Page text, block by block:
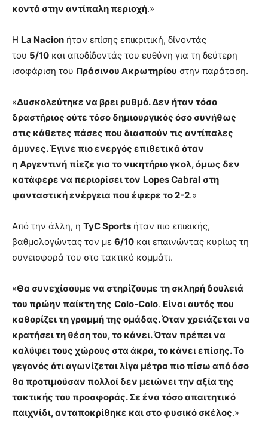
κοντά στην αντίπαλη περιοχή.»
Η La Nacion ήταν επίσης επικριτική, δίνοντάς
του 5/10 και αποδίδοντάς του ευθύνη για τη δεύτερη
ισοφάριση του Πράσινου Ακρωτηρίου στην παράταση.
«Δυσκολεύτηκε να βρει ρυθμό. Δεν ήταν τόσο
δραστήριος ούτε τόσο δημιουργικός όσο συνήθως
στις κάθετες πάσες που διασπούν τις αντίπαλες
άμυνες. Έγινε πιο ενεργός επιθετικά όταν
η Αργεντινή πίεζε για το νικητήριο γκολ, όμως δεν
κατάφερε να περιορίσει τον Lopes Cabral στη
φανταστική ενέργεια που έφερε το 2-2.»
Από την άλλη, η TyC Sports ήταν πιο επιεικής,
βαθμολογώντας τον με 6/10 και επαινώντας κυρίως τη
συνεισφορά του στο τακτικό κομμάτι.
«Θα συνεχίσουμε να στηρίζουμε τη σκληρή δουλειά
του πρώην παίκτη της Colo-Colo. Είναι αυτός που
καθορίζει τη γραμμή της ομάδας. Όταν χρειάζεται να
κρατήσει τη θέση του, το κάνει. Όταν πρέπει να
καλύψει τους χώρους στα άκρα, το κάνει επίσης. Το
γεγονός ότι αγωνίζεται λίγα μέτρα πιο πίσω από όσο
θα προτιμούσαν πολλοί δεν μειώνει την αξία της
τακτικής του προσφοράς. Σε ένα τόσο απαιτητικό
παιχνίδι, ανταποκρίθηκε και στο φυσικό σκέλος.»